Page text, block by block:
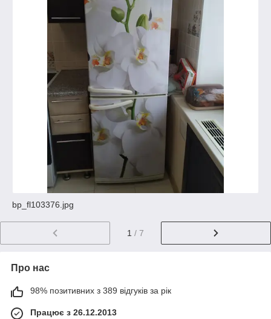
bp_fl103376.jpg
1 / 7
Про нас
98% позитивних з 389 відгуків за рік
Працює з 26.12.2013